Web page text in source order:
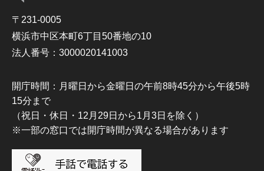
〒231-0005
横浜市中区本町6丁目50番地の10
法人番号：3000020141003
開庁時間：月曜日から金曜日の午前8時45分から午後5時
15分まで
（祝日・休日・12月29日から1月3日を除く）
※一部の窓口では開庁時間が異なる場合があります